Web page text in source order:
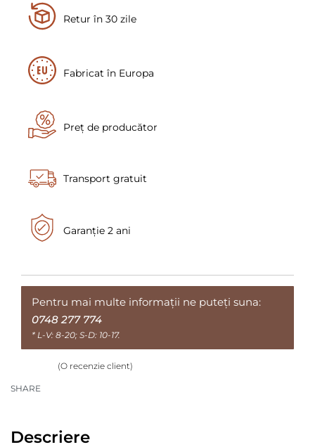
Retur în 30 zile
Fabricat în Europa
Preț de producător
Transport gratuit
Garanție 2 ani
Pentru mai multe informații ne puteți suna:
0748 277 774
* L-V: 8-20; S-D: 10-17.
(O recenzie client)
SHARE
Descriere